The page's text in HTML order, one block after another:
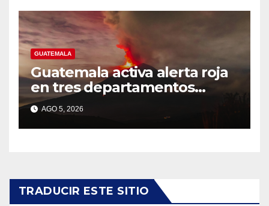
GUATEMALA
Guatemala activa alerta roja
en tres departamentos
cercanos al volcán de Fuego
AGO 5, 2026
TRADUCIR ESTE SITIO